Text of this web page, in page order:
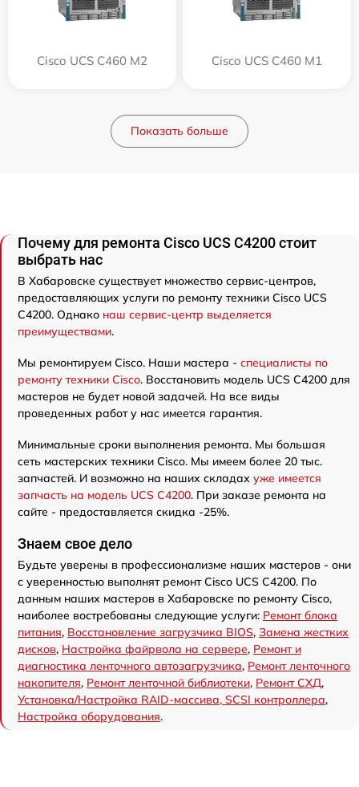
Cisco UCS C460 M2 Cisco UCS C460 M1
Показать больше
Почему для ремонта Cisco UCS C4200 стоит
выбрать нас
В Хабаровске существует множество сервис-центров,
предоставляющих услуги по ремонту техники Cisco UCS
C4200. Однако наш сервис-центр выделяется
преимуществами.
Мы ремонтируем Cisco. Наши мастера - специалисты по
ремонту техники Cisco. Восстановить модель UCS C4200 для
мастеров не будет новой задачей. На все виды
проведенных работ у нас имеется гарантия.
Минимальные сроки выполнения ремонта. Мы большая
сеть мастерских техники Cisco. Мы имеем более 20 тыс.
запчастей. И возможно на наших складах уже имеется
запчасть на модель UCS C4200. При заказе ремонта на
сайте - предоставляется скидка -25%.
Знаем свое дело
Будьте уверены в профессионализме наших мастеров - они
с уверенностью выполнят ремонт Cisco UCS C4200. По
данным наших мастеров в Хабаровске по ремонту Cisco,
наиболее востребованы следующие услуги: Ремонт блока
питания, Восстановление загрузчика BIOS, Замена жестких
дисков, Настройка файрвола на сервере, Ремонт и
диагностика ленточного автозагрузчика, Ремонт ленточного
накопителя, Ремонт ленточной библиотеки, Ремонт СХД,
Установка/Настройка RAID-массива, SCSI контроллера,
Настройка оборудования.